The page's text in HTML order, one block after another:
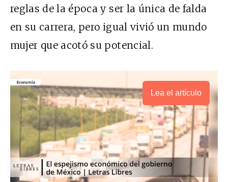
reglas de la época y ser la única de falda
en su carrera, pero igual vivió un mundo
mujer que acotó su potencial.
Lea el artículo